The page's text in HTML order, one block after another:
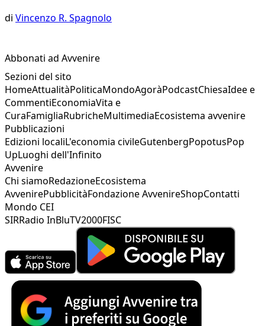
di Vincenzo R. Spagnolo
Abbonati ad Avvenire
Sezioni del sito
HomeAttualitàPoliticaMondoAgoràPodcastChiesaIdee e
CommentiEconomiaVita e
CuraFamigliaRubricheMultimediaEcosistema avvenire
Pubblicazioni
Edizioni localiL'economia civileGutenbergPopotusPop
UpLuoghi dell'Infinito
Avvenire
Chi siamoRedazioneEcosistema
AvvenirePubblicitàFondazione AvvenireShopContatti
Mondo CEI
SIRRadio InBluTV2000FISC